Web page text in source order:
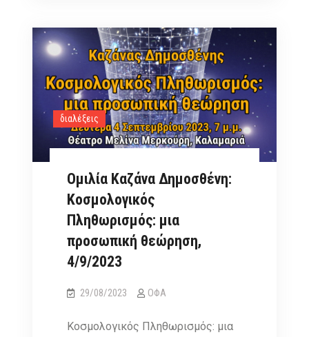
Σάββατο
27
Ιανουαρίου
2024,
αλλαγή
τοποθεσίας
διαλέξεις
Ομιλία Καζάνα Δημοσθένη:
Κοσμολογικός
Πληθωρισμός: μια
προσωπική θεώρηση,
4/9/2023
29/08/2023 ΟΦΑ
Κοσμολογικός Πληθωρισμός: μια